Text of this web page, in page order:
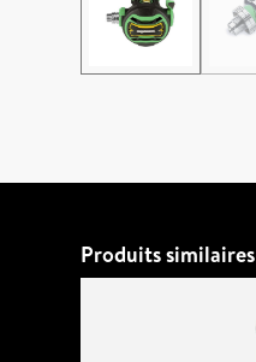
Produits similaires